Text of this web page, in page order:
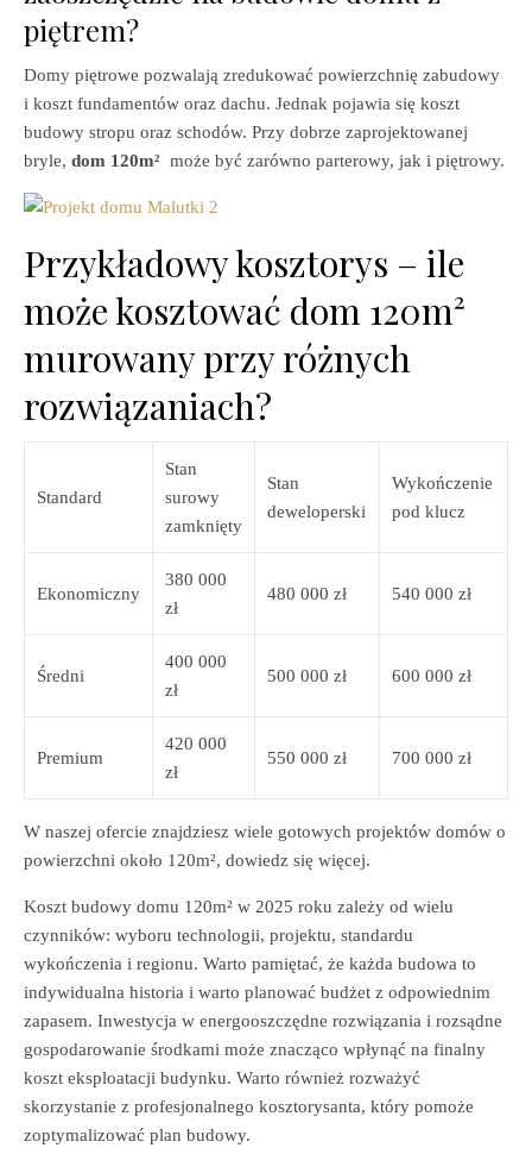
piętrem?
Domy piętrowe pozwalają zredukować powierzchnię zabudowy
i koszt fundamentów oraz dachu. Jednak pojawia się koszt
budowy stropu oraz schodów. Przy dobrze zaprojektowanej
bryle, dom 120m² może być zarówno parterowy, jak i piętrowy.
Przykładowy kosztorys – ile
może kosztować dom 120m²
murowany przy różnych
rozwiązaniach?
Standard
Stan
surowy
zamknięty
Stan
deweloperski
Wykończenie
pod klucz
Ekonomiczny
380 000
zł
480 000 zł 540 000 zł
Średni
400 000
zł
500 000 zł 600 000 zł
Premium
420 000
zł
550 000 zł 700 000 zł
W naszej ofercie znajdziesz wiele gotowych projektów domów o
powierzchni około 120m², dowiedz się więcej.
Koszt budowy domu 120m² w 2025 roku zależy od wielu
czynników: wyboru technologii, projektu, standardu
wykończenia i regionu. Warto pamiętać, że każda budowa to
indywidualna historia i warto planować budżet z odpowiednim
zapasem. Inwestycja w energooszczędne rozwiązania i rozsądne
gospodarowanie środkami może znacząco wpłynąć na finalny
koszt eksploatacji budynku. Warto również rozważyć
skorzystanie z profesjonalnego kosztorysanta, który pomoże
zoptymalizować plan budowy.